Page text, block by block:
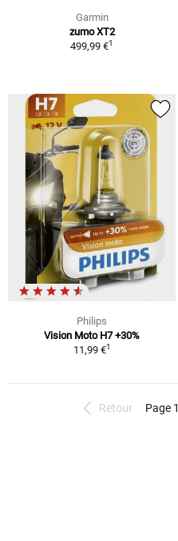
Garmin
zumo XT2
499,99 €1
Philips
Vision Moto H7 +30%
11,99 €1
Retour Page